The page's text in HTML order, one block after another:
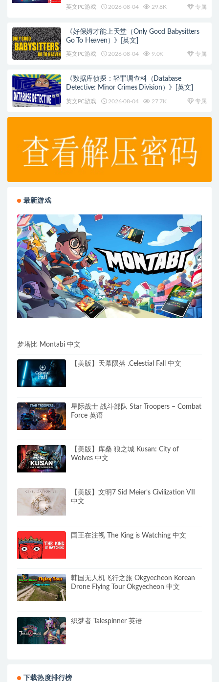
英文PC游戏 2026-08-04 29.8K 专属
《好保姆才能上天堂（Only Good Babysitters
Go To Heaven）》[英文]
英文PC游戏 2026-08-04 9.0K 专属
《数据库侦探：轻罪调查科（Database
Detective: Minor Crimes Division）》[英文]
英文PC游戏 2026-08-04 27.7K 专属
最新游戏
梦塔比 Montabi 中文
【美版】天幕陨落 .Celestial Fall 中文
星际战士 战斗部队 Star Troopers – Combat
Force 英语
【美版】库桑 狼之城 Kusan: City of
Wolves 中文
【美版】文明7 Sid Meier’s Civilization VII
中文
国王在注视 The King is Watching 中文
韩国无人机飞行之旅 Okgyecheon Korean
Drone Flying Tour Okgyecheon 中文
织梦者 Talespinner 英语
下载热度排行榜